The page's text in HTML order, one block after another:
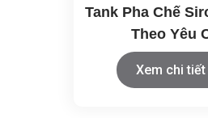
Tank Pha Chế
Theo Yêu
Xem chi tiết